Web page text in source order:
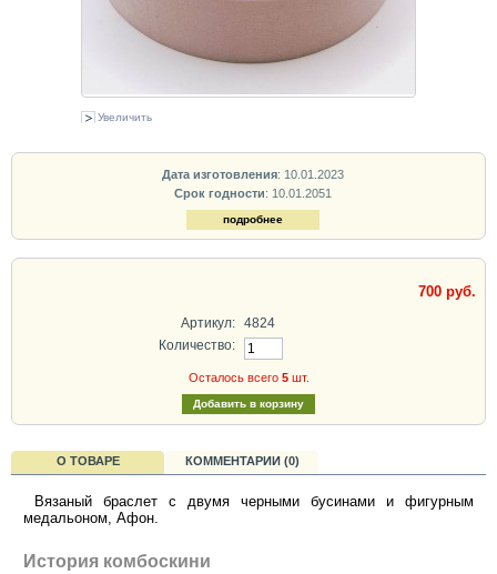
Увеличить
Дата изготовления: 10.01.2023
Срок годности: 10.01.2051
подробнее
700 руб.
Артикул: 4824
Количество:
Осталось всего 5шт.
О ТОВАРЕ КОММЕНТАРИИ (0)
Вязаный браслет с двумя черными бусинами и фигурным
медальоном, Афон.
История комбоскини